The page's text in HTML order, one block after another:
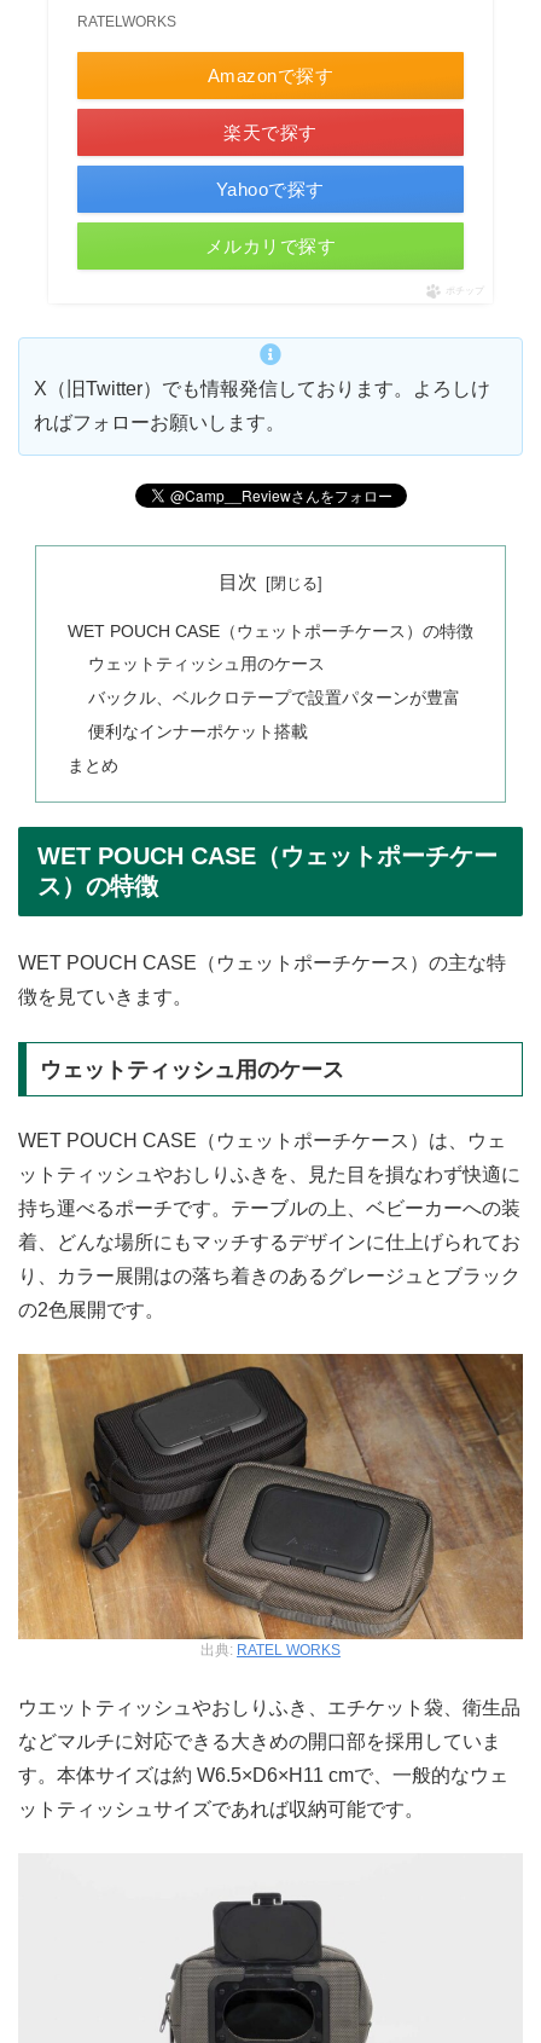
RATELWORKS
Amazonで探す
楽天で探す
Yahooで探す
メルカリで探す
ポチップ
X（旧Twitter）でも情報発信しております。よろしけ
ればフォローお願いします。
目次
WET POUCH CASE（ウェットポーチケース）の特徴
ウェットティッシュ用のケース
バックル、ベルクロテープで設置パターンが豊富
便利なインナーポケット搭載
まとめ
WET POUCH CASE（ウェットポーチケー
ス）の特徴
WET POUCH CASE（ウェットポーチケース）の主な特
徴を見ていきます。
ウェットティッシュ用のケース
WET POUCH CASE（ウェットポーチケース）は、ウェ
ットティッシュやおしりふきを、見た目を損なわず快適に
持ち運べるポーチです。テーブルの上、ベビーカーへの装
着、どんな場所にもマッチするデザインに仕上げられてお
り、カラー展開はの落ち着きのあるグレージュとブラック
の2色展開です。
出典: RATEL WORKS
ウエットティッシュやおしりふき、エチケット袋、衛生品
などマルチに対応できる大きめの開口部を採用していま
す。本体サイズは約 W6.5×D6×H11 cmで、一般的なウェ
ットティッシュサイズであれば収納可能です。